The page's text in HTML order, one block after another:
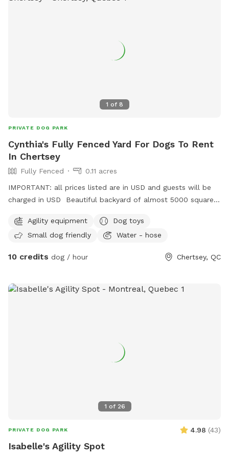
1 of 8
PRIVATE DOG PARK
Cynthia's Fully Fenced Yard For Dogs To Rent
In Chertsey
Fully Fenced
0.11 acres
IMPORTANT: all prices listed are in USD and guests will be
charged in USD Beautiful backyard of almost 5000 square
equipment, a kiddie pool and long grass section with trees
to sniff and play. Plenty of space to run. Other dogs and
yard is rented. A giant treadmill will be available soon to
be installed soon.
Agility equipment
Dog toys
Small dog friendly
Water - hose
10 credits dog / hour Chertsey, QC
1 of 26
PRIVATE DOG PARK 4.98 (43)
Isabelle's Agility Spot